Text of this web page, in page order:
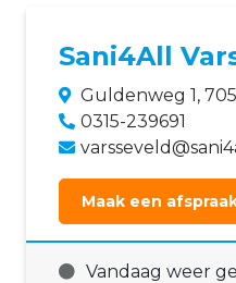
Sani4All
Guldenweg 1,
0315-239691
Maak een
Vandaag weer